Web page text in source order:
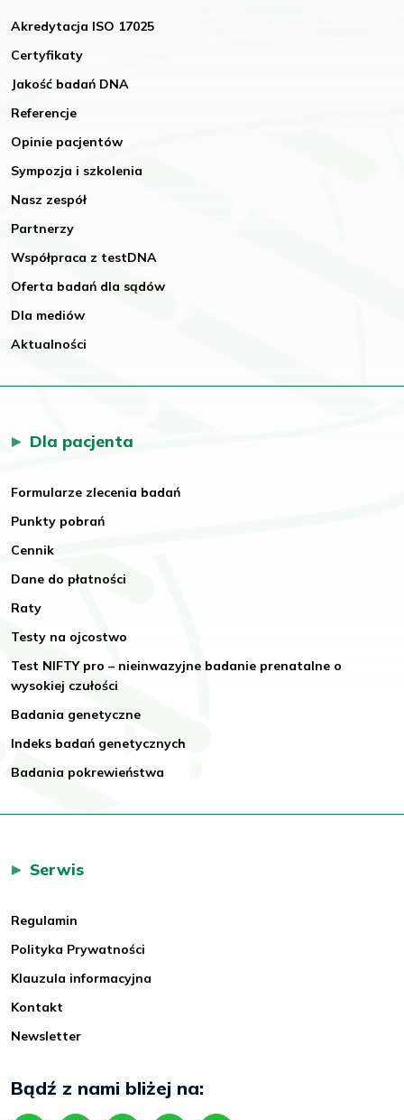
Akredytacja ISO 17025
Certyfikaty
Jakość badań DNA
Referencje
Opinie pacjentów
Sympozja i szkolenia
Nasz zespół
Partnerzy
Współpraca z testDNA
Oferta badań dla sądów
Dla mediów
Aktualności
Dla pacjenta
Formularze zlecenia badań
Punkty pobrań
Cennik
Dane do płatności
Raty
Testy na ojcostwo
Test NIFTY pro – nieinwazyjne badanie prenatalne o
wysokiej czułości
Badania genetyczne
Indeks badań genetycznych
Badania pokrewieństwa
Serwis
Regulamin
Polityka Prywatności
Klauzula informacyjna
Kontakt
Newsletter
Bądź z nami bliżej na: